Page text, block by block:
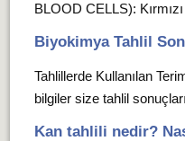
BLOOD CELLS):
Biyokimya Tahlil
Tahlillerde Kullanılan
bilgiler size tahlil
Kan tahlili nedir?